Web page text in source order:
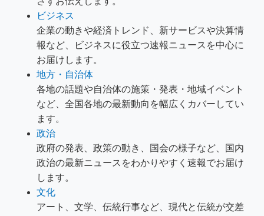
ビジネス
企業の動きや経済トレンド、新サービスや決算情
報など、ビジネスに役立つ速報ニュースを中心に
お届けします。
地方・自治体
各地の話題や自治体の施策・発表・地域イベント
など、全国各地の最新動向を幅広くカバーしてい
ます。
政治
政府の発表、政策の動き、国会の様子など、国内
政治の最新ニュースをわかりやすく速報でお届け
します。
文化
アート、文学、伝統行事など、現代と伝統が交差